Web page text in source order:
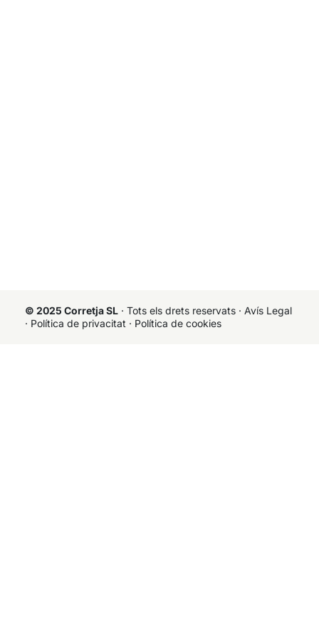
© 2025 Corretja SL · Tots els drets reservats · Avís Legal
· Política de privacitat · Política de cookies